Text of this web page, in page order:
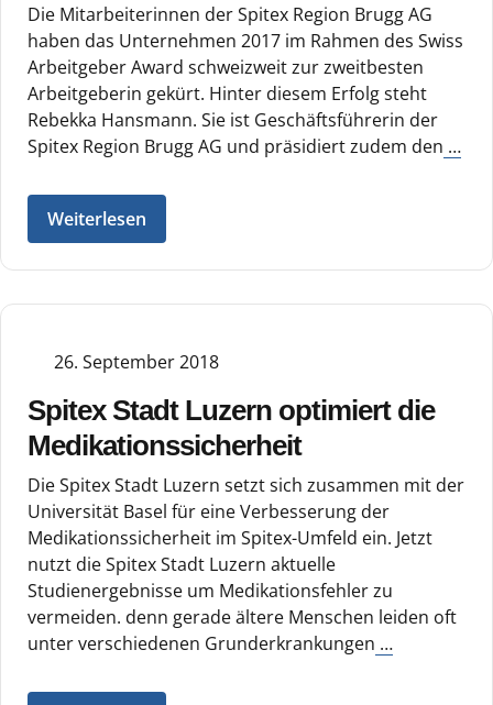
Die Mitarbeiterinnen der Spitex Region Brugg AG
haben das Unternehmen 2017 im Rahmen des Swiss
Arbeitgeber Award schweizweit zur zweitbesten
Arbeitgeberin gekürt. Hinter diesem Erfolg steht
Rebekka Hansmann. Sie ist Geschäftsführerin der
Spitex Region Brugg AG und präsidiert zudem den …
Weiterlesen
26. September 2018
Spitex Stadt Luzern optimiert die
Medikationssicherheit
Die Spitex Stadt Luzern setzt sich zusammen mit der
Universität Basel für eine Verbesserung der
Medikationssicherheit im Spitex-Umfeld ein. Jetzt
nutzt die Spitex Stadt Luzern aktuelle
Studienergebnisse um Medikationsfehler zu
vermeiden. denn gerade ältere Menschen leiden oft
unter verschiedenen Grunderkrankungen …